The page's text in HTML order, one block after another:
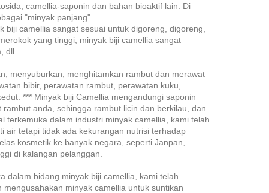
camellia-saponin dan bahan bioaktif lain. Di
"minyak panjang".
camellia sangat sesuai untuk digoreng, digoreng,
yang tinggi, minyak biji camellia sangat
dll.
menyuburkan, menghitamkan rambut dan merawat
bibir, perawatan rambut, perawatan kuku,
*** Minyak biji Camellia mengandungi saponin
anda, sehingga rambut licin dan berkilau, dan
terkemuka dalam industri minyak camellia, kami telah
air tetapi tidak ada kekurangan nutrisi terhadap
kosmetik ke banyak negara, seperti Janpan,
di kalangan pelanggan.
dalam bidang minyak biji camellia, kami telah
minyak camellia untuk suntikan